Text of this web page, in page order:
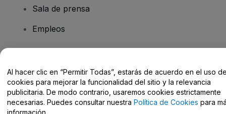
Sala de prensa
Empleos
Centro de Ayuda / Contacto
Al hacer clic en “Permitir Todas”, estarás de acuerdo en el uso
cookies para mejorar la funcionalidad del sitio y la relevancia
publicitaria. De modo contrario, usaremos cookies estrictamente
necesarias. Puedes consultar nuestra Política de Cookies para
información.